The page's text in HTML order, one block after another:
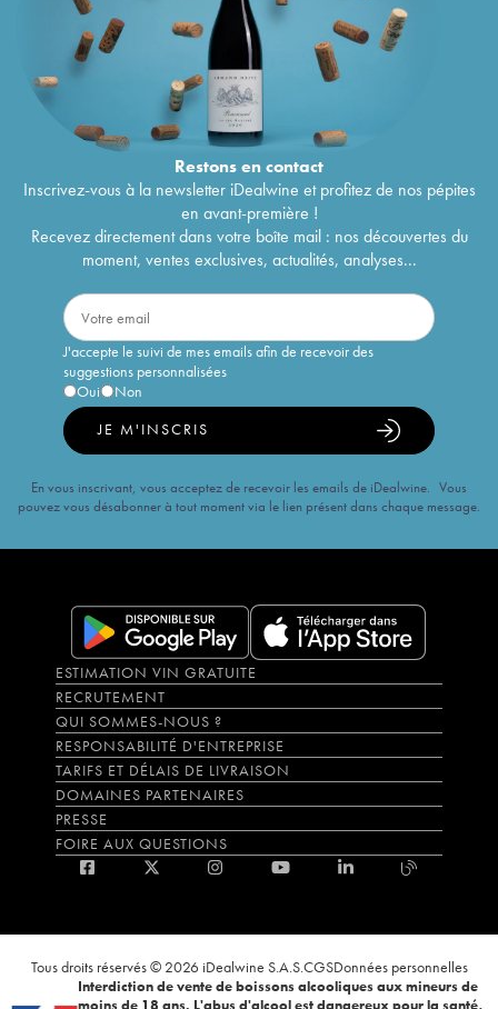
Restons encontact
Inscrivez-vous à la newsletter iDealwine et profitez de nos pépites
en avant-première !
Recevez directement dans votre boîte mail : nos découvertes du
moment, ventes exclusives, actualités, analyses...
J'accepte le suivi de mes emails afin de recevoir des
suggestions personnalisées
Oui
Non
JE M'INSCRIS
En vous inscrivant, vous acceptez de recevoir les emails de iDealwine. Vous
pouvez vous désabonner à tout moment via le lien présent dans chaque message.
ESTIMATION VIN GRATUITE
RECRUTEMENT
QUI SOMMES-NOUS ?
RESPONSABILITÉ D'ENTREPRISE
TARIFS ET DÉLAIS DE LIVRAISON
DOMAINES PARTENAIRES
PRESSE
FOIRE AUX QUESTIONS
Tous droits réservés © 2026 iDealwine S.A.S.CGSDonnées personnelles
Interdiction de vente de boissons alcooliques aux mineurs de
moins de 18 ans. L'abus d'alcool est dangereux pour la santé,